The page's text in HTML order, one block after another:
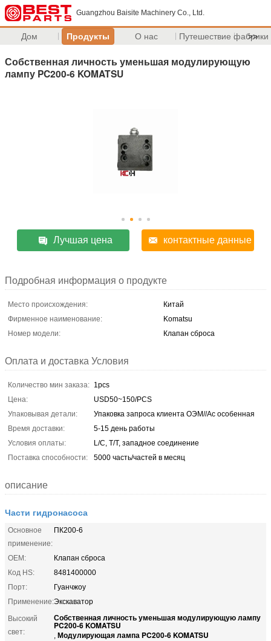
Guangzhou Baisite Machinery Co., Ltd.
Дом Продукты О нас Путешествие фабрики
>>
Собственная личность уменьшая модулирующую
лампу PC200-6 KOMATSU
Лучшая цена контактные данные
Подробная информация о продукте
Место происхождения:
Китай
Фирменное наименование:
Komatsu
Номер модели:
Клапан сброса
Оплата и доставка Условия
Количество мин заказа: 1pcs
Цена:
USD50~150/PCS
Упаковывая детали:
Упаковка запроса клиента ОЭМ//Ас особенная
Время доставки:
5-15 день работы
Условия оплаты:
L/C, T/T, западное соединение
Поставка способности:
5000 часть/частей в месяц
описание
Части гидронасоса
Основное
применение:
ПК200-6
OEM:
Клапан сброса
Код HS:
8481400000
Порт:
Гуанчжоу
Применение:Экскаватор
Высокий
свет:
Собственная личность уменьшая модулирующую лампу
PC200-6 KOMATSU
, Модулирующая лампа PC200-6 KOMATSU